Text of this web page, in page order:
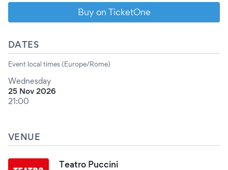
Buy on TicketOne
DATES
Event local times (Europe/Rome)
Wednesday
25 Nov 2026
21:00
VENUE
Teatro Puccini